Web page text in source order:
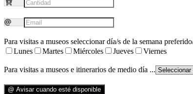
Para visitas a museos seleccionar día/s de la semana
Lunes
Martes Miércoles Jueves Viernes
Para visitas a museos e itinerarios de medio día ...
@ Avisar cuando esté disponible